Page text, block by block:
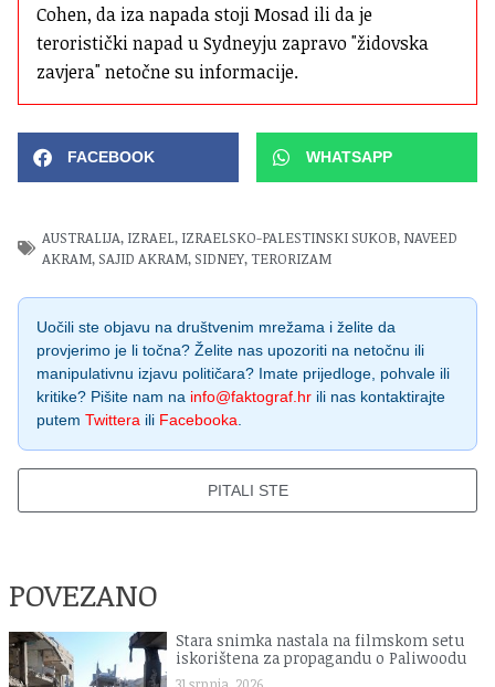
Cohen, da iza napada stoji Mosad ili da je
teroristički napad u Sydneyju zapravo "židovska
zavjera" netočne su informacije.
FACEBOOK WHATSAPP
AUSTRALIJA, IZRAEL, IZRAELSKO-PALESTINSKI SUKOB, NAVEED
AKRAM, SAJID AKRAM, SIDNEY,TERORIZAM
Uočili ste objavu na društvenim mrežama i želite da
provjerimo je li točna? Želite nas upozoriti na netočnu ili
manipulativnu izjavu političara? Imate prijedloge, pohvale ili
kritike? Pišite nam na info@faktograf.hr ili nas kontaktirajte
putem Twittera ili Facebooka
PITALI STE
POVEZANO
Stara snimka nastala na filmskom setu
iskorištena za propagandu o Paliwoodu
31 srpnja, 2026